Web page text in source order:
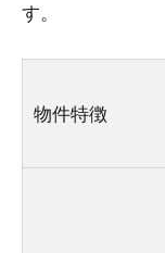
す。
物件特徴